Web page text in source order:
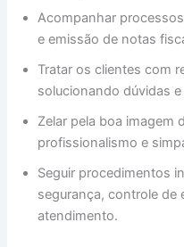
Acompanhar
e emissão de notas
Tratar os clientes com
solucionando dúvidas
Zelar pela boa imagem
profissionalismo e
Seguir procedimentos
segurança, controle de
atendimento.